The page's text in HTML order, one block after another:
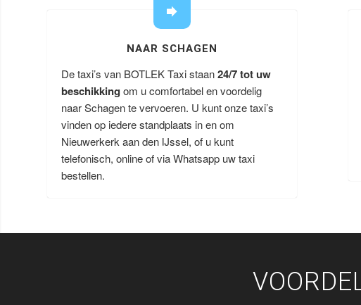
NAAR SCHAGEN
De taxi’s van BOTLEK Taxi staan24/7 tot uw
beschikking om u comfortabel en voordelig
naar Schagen te vervoeren. U kunt onze taxi’s
vinden op iedere standplaats in en om
Nieuwerkerk aan den IJssel, of u kunt
telefonisch, online of via Whatsapp uw taxi
bestellen.